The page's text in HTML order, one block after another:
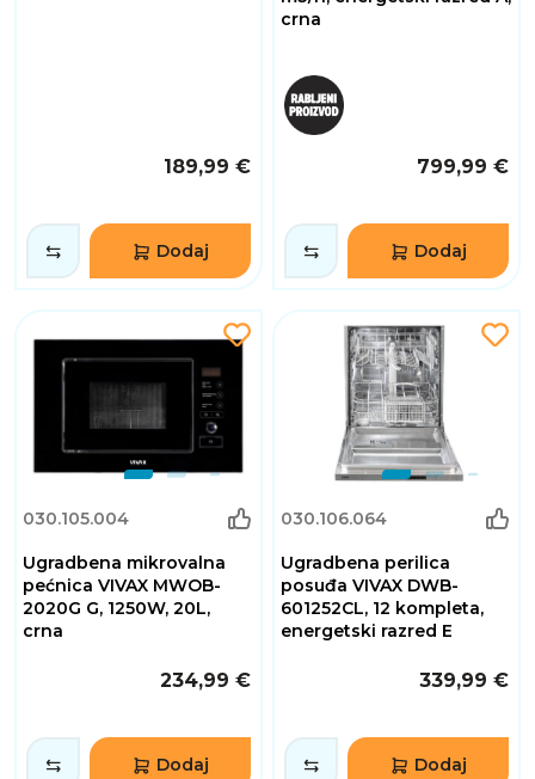
189,99 €
Dodaj
crna
799,99 €
Dodaj
030.105.004
Ugradbena mikrovalna
pećnica VIVAX MWOB-
2020G G, 1250W, 20L,
crna
234,99 €
Dodaj
030.106.064
Ugradbena perilica
posuđa VIVAX DWB-
601252CL, 12 kompleta,
energetski razred E
339,99 €
Dodaj